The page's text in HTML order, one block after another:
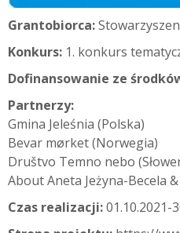
Grantobiorca:
Konkurs: 1. konkurs
Dofinansowanie ze
Partnerzy:
Gmina Jeleśnia (Polska)
Bevar mørket (Norwegia)
Društvo Temno nebo
About Aneta Jeżyna-Becela
Czas realizacji:01.10.2021-